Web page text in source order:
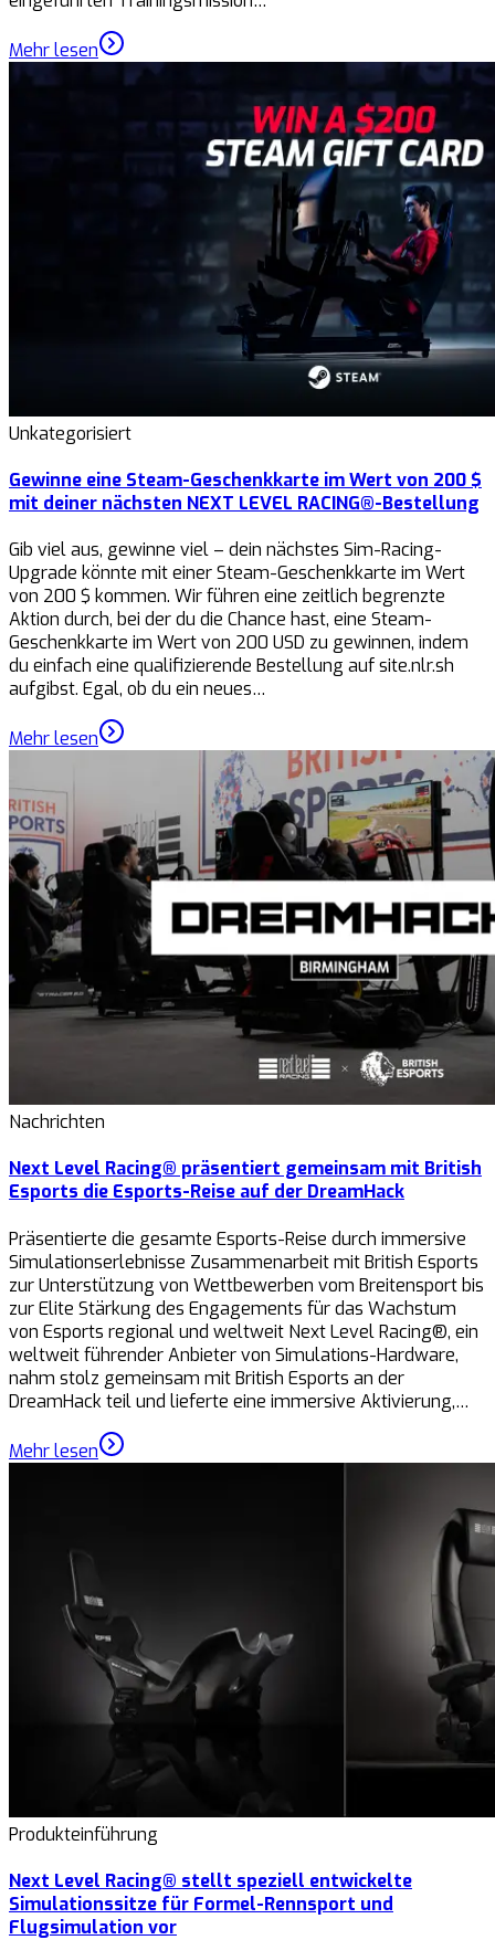
Mehr lesen
Unkategorisiert
Gewinne eine Steam-Geschenkkarte im Wert von 200 $
mit deiner nächsten NEXT LEVEL RACING®-Bestellung
Gib viel aus, gewinne viel – dein nächstes Sim-Racing-
Upgrade könnte mit einer Steam-Geschenkkarte im Wert
von 200 $ kommen. Wir führen eine zeitlich begrenzte
Aktion durch, bei der du die Chance hast, eine Steam-
Geschenkkarte im Wert von 200 USD zu gewinnen, indem
du einfach eine qualifizierende Bestellung auf site.nlr.sh
aufgibst. Egal, ob du ein neues…
Mehr lesen
Nachrichten
Next Level Racing® präsentiert gemeinsam mit British
Esports die Esports-Reise auf der DreamHack
Präsentierte die gesamte Esports-Reise durch immersive
Simulationserlebnisse Zusammenarbeit mit British Esports
zur Unterstützung von Wettbewerben vom Breitensport bis
zur Elite Stärkung des Engagements für das Wachstum
von Esports regional und weltweit Next Level Racing®, ein
weltweit führender Anbieter von Simulations-Hardware,
nahm stolz gemeinsam mit British Esports an der
DreamHack teil und lieferte eine immersive Aktivierung,…
Mehr lesen
Produkteinführung
Next Level Racing® stellt speziell entwickelte
Simulationssitze für Formel-Rennsport und
Flugsimulation vor